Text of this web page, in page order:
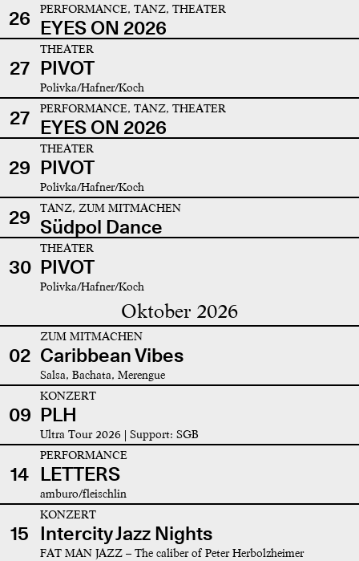
26
PERFORMANCE, TANZ, THEATER
EYES ON 2026
27
THEATER
PIVOT
Polivka/Hafner/Koch
27 PERFORMANCE, TANZ, THEATER
EYES ON 2026
29
THEATER
PIVOT
Polivka/Hafner/Koch
29 TANZ, ZUM MITMACHEN
Südpol Dance
30
THEATER
PIVOT
Polivka/Hafner/Koch
Oktober 2026
02
ZUM MITMACHEN
Caribbean Vibes
Salsa, Bachata, Merengue
09
KONZERT
PLH
Ultra Tour 2026 | Support: SGB
14
PERFORMANCE
LETTERS
amburo/fleischlin
15
KONZERT
Intercity Jazz Nights
FAT MAN JAZZ – The caliber of Peter Herbolzheimer